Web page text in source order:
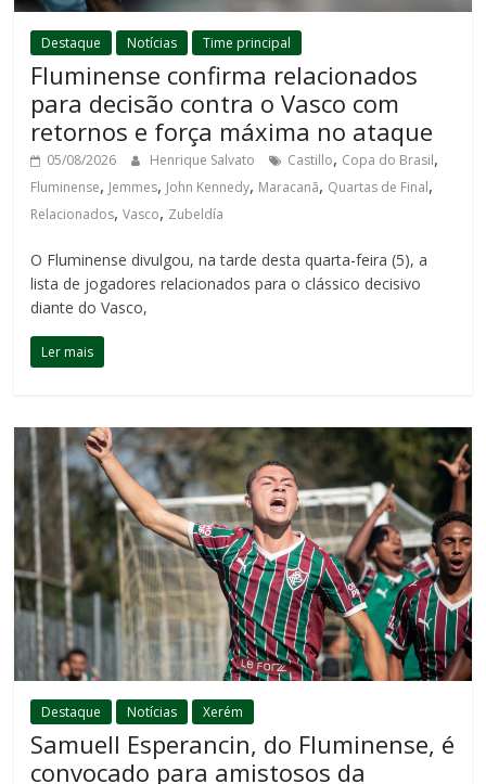
Destaque Notícias Time principal
Fluminense confirma relacionados
para decisão contra o Vasco com
retornos e força máxima no ataque
05/08/2026 Henrique Salvato Castillo, Copa do Brasil,
Fluminense, Jemmes, John Kennedy, Maracanã, Quartas de Final,
Relacionados,Vasco, Zubeldía
O Fluminense divulgou, na tarde desta quarta-feira (5), a
lista de jogadores relacionados para o clássico decisivo
diante do Vasco,
Ler mais
Destaque Notícias Xerém
Samuell Esperancin, do Fluminense, é
convocado para amistosos da